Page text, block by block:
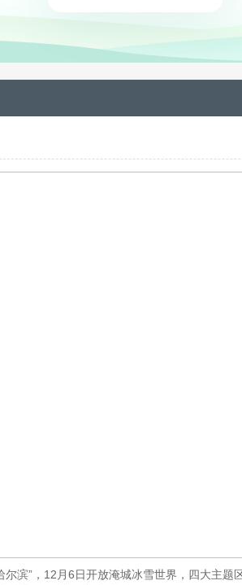
尔滨”，12月6日开放淹城冰雪世界，四大主